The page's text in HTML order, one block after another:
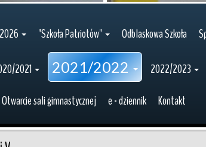
"Szkoła Patriotów" Odblaskowa Szkoła
2021 2021/2022 2022/2023
Otwarcie sali gimnastycznej e - dziennik Kontakt